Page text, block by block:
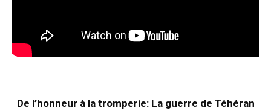
De l’honneur à la tromperie: La guerre de Téhéran